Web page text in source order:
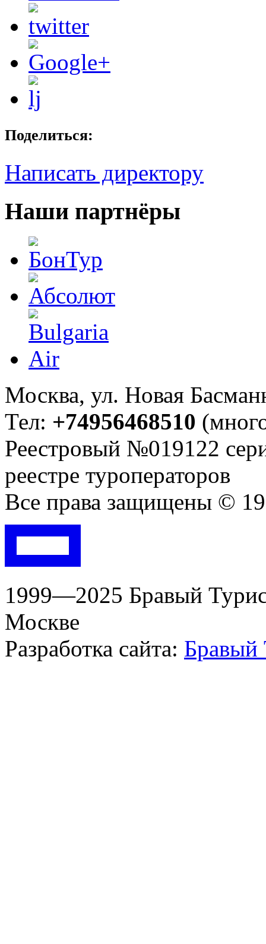
Поделиться:
Написать директору
Наши партнёры
Москва, ул. Новая
Тел: +74956468510
Реестровый №019122
реестре туроператоров
Все права защищены ©
1999—2025 Бравый
Москве
Разработка сайта: Бравый